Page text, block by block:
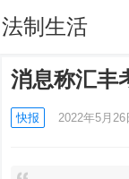
法制生活
消息称汇丰
快报 2022年5月26